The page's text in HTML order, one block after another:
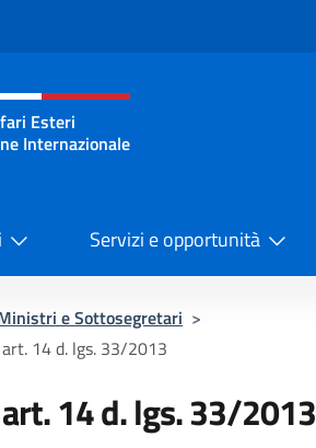
e menù
Esteri
Internazionale
Servizi e opportunità
e Sottosegretari >
14 d. lgs. 33/2013
14 d. lgs. 33/2013